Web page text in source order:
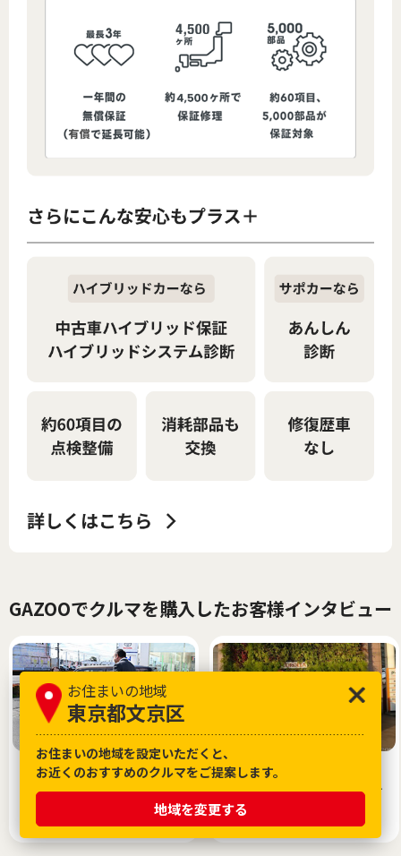
お住まいの地域
東京都文京区
お住まいの地域を設定いただくと、
お近くのおすすめのクルマをご提案します。
地域を変更する
GAZOOでクルマを購入したお客様インタビュー
来店は最寄り、クルマは遠
方。中古車オンライン相談で
できた、新しい中古車選び！
2026.04.14
「このヤリスクロスが欲し
い」中古車選びの上手なプロ
セス
2026.02.27